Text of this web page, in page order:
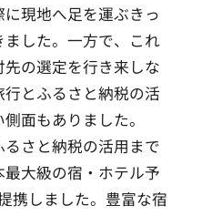
現地へ足を運ぶきっ
した。一方で、これ
の選定を行き来しな
とふるさと納税の活
面もありました。
さと納税の活用まで
大級の宿・ホテル予
携しました。豊富な宿